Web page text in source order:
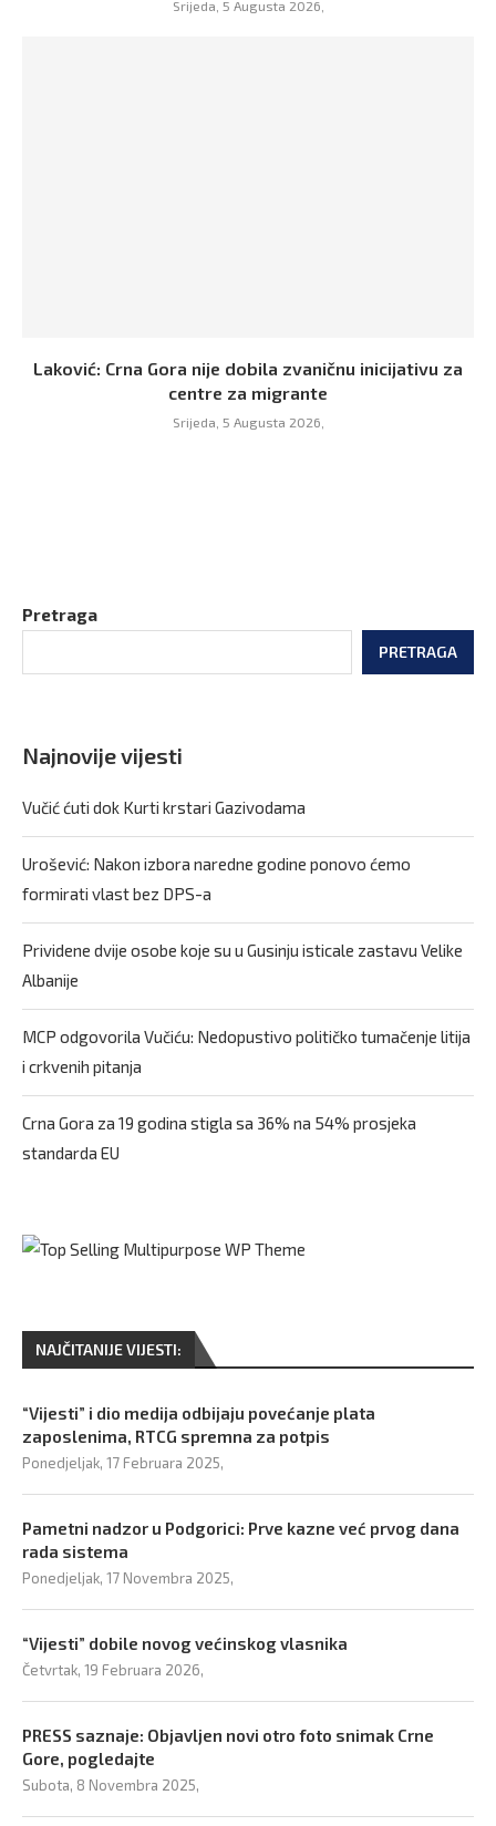
Srijeda, 5 Augusta 2026,
Laković: Crna Gora nije dobila zvaničnu inicijativu za
centre za migrante
Srijeda, 5 Augusta 2026,
Pretraga
PRETRAGA
Najnovije vijesti
Vučić ćuti dok Kurti krstari Gazivodama
Urošević: Nakon izbora naredne godine ponovo ćemo
formirati vlast bez DPS-a
Prividene dvije osobe koje su u Gusinju isticale zastavu Velike
Albanije
MCP odgovorila Vučiću: Nedopustivo političko tumačenje litija
i crkvenih pitanja
Crna Gora za 19 godina stigla sa 36% na 54% prosjeka
standarda EU
NAJČITANIJE VIJESTI:
“Vijesti” i dio medija odbijaju povećanje plata
zaposlenima, RTCG spremna za potpis
Ponedjeljak, 17 Februara 2025,
Pametni nadzor u Podgorici: Prve kazne već prvog dana
rada sistema
Ponedjeljak, 17 Novembra 2025,
“Vijesti” dobile novog većinskog vlasnika
Četvrtak, 19 Februara 2026,
PRESS saznaje: Objavljen novi otro foto snimak Crne
Gore, pogledajte
Subota, 8 Novembra 2025,